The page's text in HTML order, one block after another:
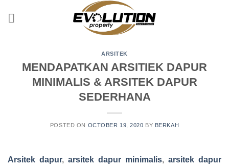
ARSITEK
MENDAPATKAN ARSITIEK DAPUR
MINIMALIS & ARSITEK DAPUR
SEDERHANA
POSTED ON OCTOBER 19, 2020 BY BERKAH
Arsitek dapur, arsitek dapur minimalis, arsitek dapur